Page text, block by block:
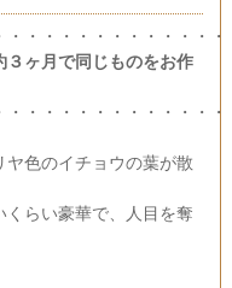
・・・・・・・・・・・・
３ヶ月で同じものをお作
・・・・・・・・・・・・
色のイチョウの葉が散
らい豪華で、人目を奪